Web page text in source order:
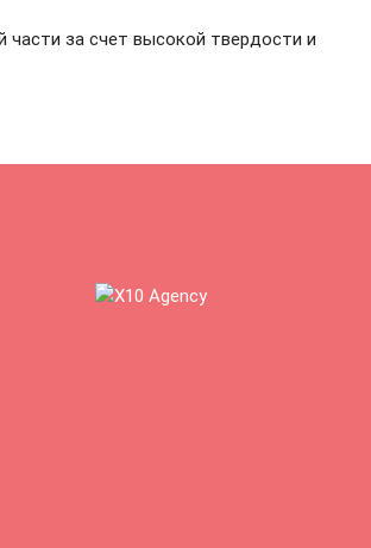
за счет высокой твердости и